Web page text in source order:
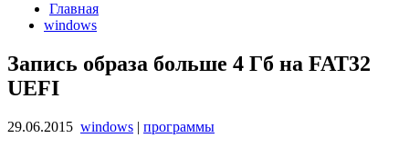
Главная
windows
Запись образа больше 4 Гб на FAT32
UEFI
29.06.2015 windows | программы